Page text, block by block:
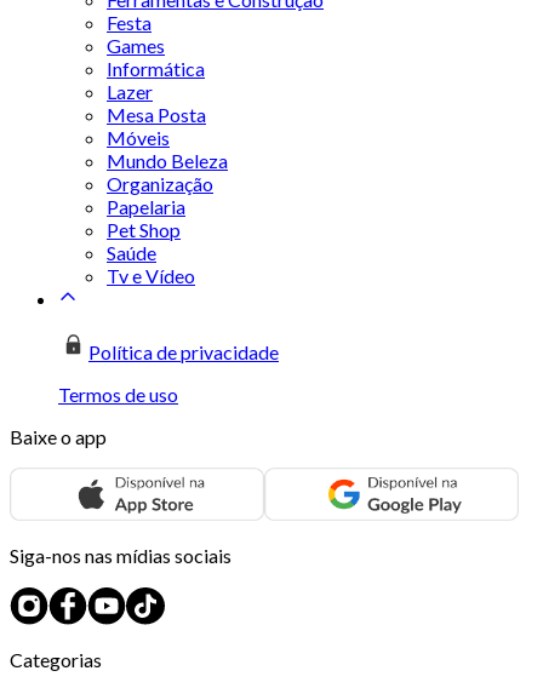
Festa
Games
Informática
Lazer
Mesa Posta
Móveis
Mundo Beleza
Organização
Papelaria
Pet Shop
Saúde
Tv e Vídeo
Política de privacidade
Termos de uso
Baixe o app
Siga-nos nas mídias sociais
Categorias